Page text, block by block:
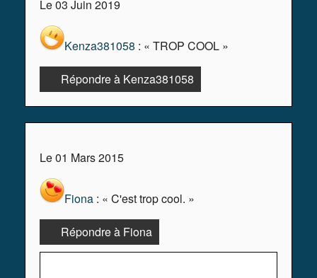
Le 03 Juin 2019
Kenza381058 : « TROP COOL »
Répondre à Kenza381058
Le 01 Mars 2015
Fiona : « C'est trop cool. »
Répondre à Fiona